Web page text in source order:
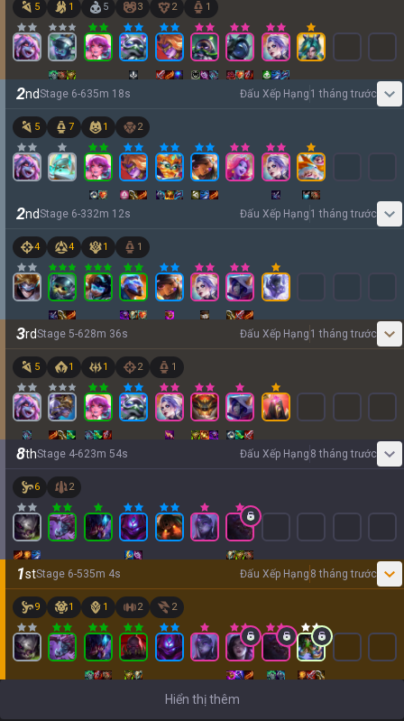
5 1 5 3 2 1
2ndStage 6-635m 18s Đấu Xếp Hạng 1 tháng trước
5 7 1 2
2ndStage 6-332m 12s Đấu Xếp Hạng 1 tháng trước
4 4 1 1
3rdStage 5-628m 36s Đấu Xếp Hạng 1 tháng trước
5 1 1 2 1
8thStage 4-623m 54s Đấu Xếp Hạng 8 tháng trước
6 2
1stStage 6-535m 4s Đấu Xếp Hạng 8 tháng trước
9 1 1 2 2
Hiển thị thêm